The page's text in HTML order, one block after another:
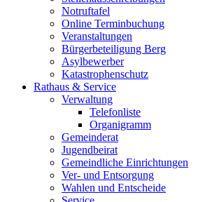
Notruftafel
Online Terminbuchung
Veranstaltungen
Bürgerbeteiligung Berg
Asylbewerber
Katastrophenschutz
Rathaus & Service
Verwaltung
Telefonliste
Organigramm
Gemeinderat
Jugendbeirat
Gemeindliche Einrichtungen
Ver- und Entsorgung
Wahlen und Entscheide